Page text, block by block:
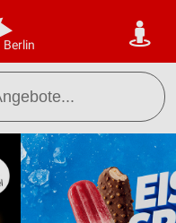
Berlin